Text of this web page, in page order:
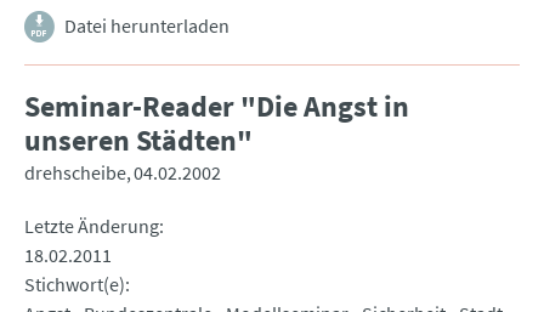
Datei herunterladen
Seminar-Reader "Die Angst in
unseren Städten"
drehscheibe 04.02.2002
Letzte Änderung
18.02.2011
Stichwort(e)